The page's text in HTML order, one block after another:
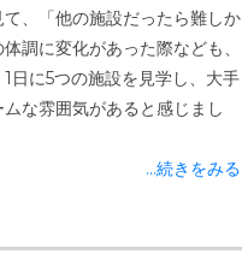
、「他の施設だったら難しか
調に変化があった際なども、
日に5つの施設を見学し、大手
な雰囲気があると感じまし
きな決め手になりました。こ
...続きをみる